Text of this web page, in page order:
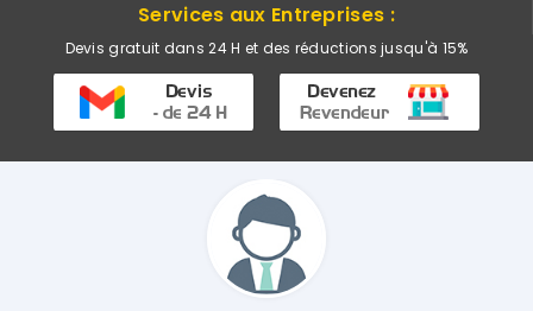
Services aux Entreprises :
Devis gratuit dans 24 H et des réductions jusqu'à 15%